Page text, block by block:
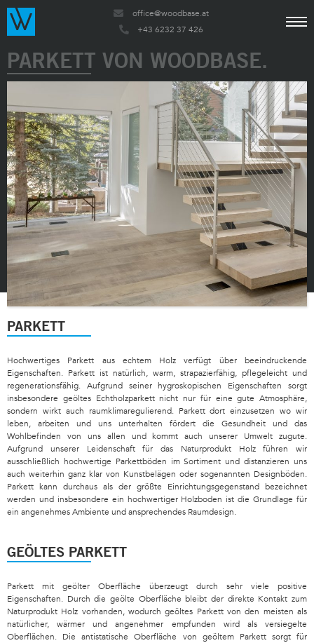
office@woodbase.at
+43 6232 37 426
PARKETT VON WOODBASE
PARKETT
Hochwertiges Parkett aus echtem Holz verfügt über beeindruckende
Eigenschaften. Parkett ist natürlich, warm, strapazierfähig, pflegeleicht und
regenerationsfähig. Aufgrund seiner hygroskopischen Eigenschaften sorgt
insbesondere geöltes Echtholzparkett nicht nur für eine gute Atmosphäre,
sondern wirkt auch raumklimaregulierend. Parkett dort einzusetzen wo wir
leben, arbeiten und uns unterhalten fördert die Gesundheit und das
Wohlbefinden von uns allen und kommt auch unserer Umwelt zugute.
Aufgrund unserer Leidenschaft für das Naturprodukt Holz führen wir
ausschließlich hochwertige Parkettböden im Sortiment und distanzieren uns
auch weiterhin ganz klar von Kunstbelägen oder sogenannten Designböden.
Parkett kann durchaus als der größte Einrichtungsgegenstand bezeichnet
werden und insbesondere ein hochwertiger Holzboden ist die Grundlage für
ein angenehmes Ambiente und ansprechendes Raumdesign.
GEÖLTES PARKETT
Parkett mit geölter Oberfläche überzeugt durch sehr viele positive
Eigenschaften. Durch die geölte Oberfläche bleibt der direkte Kontakt zum
Naturprodukt Holz vorhanden, wodurch geöltes Parkett von den meisten als
natürlicher, wärmer und angenehmer empfunden wird als versiegelte
Oberflächen. Die antistatische Oberfläche von geöltem Parkett sorgt für